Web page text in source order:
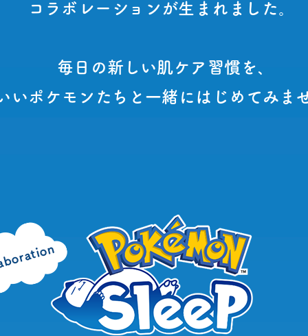
コラボレーションが生まれました。
毎日の新しい肌ケア習慣を､
いポケモンたちと一緒にはじめてみま